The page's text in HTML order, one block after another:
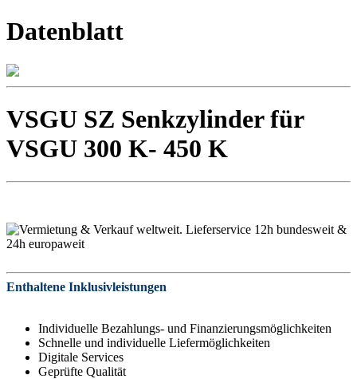
Datenblatt
VSGU SZ Senkzylinder für
VSGU 300 K- 450 K
Enthaltene Inklusivleistungen
Individuelle Bezahlungs- und Finanzierungsmöglichkeiten
Schnelle und individuelle Liefermöglichkeiten
Digitale Services
Geprüfte Qualität